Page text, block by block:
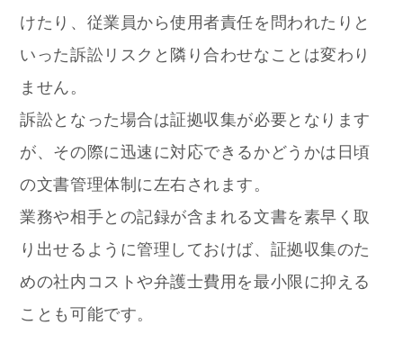
けたり、従業員から使用者責任を問われたりと
いった訴訟リスクと隣り合わせなことは変わり
ません。
訴訟となった場合は証拠収集が必要となります
が、その際に迅速に対応できるかどうかは日頃
の文書管理体制に左右されます。
業務や相手との記録が含まれる文書を素早く取
り出せるように管理しておけば、証拠収集のた
めの社内コストや弁護士費用を最小限に抑える
ことも可能です。